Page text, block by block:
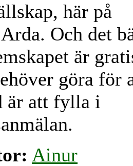
här på
Och det
är
göra för
är att fylla i
Ainur